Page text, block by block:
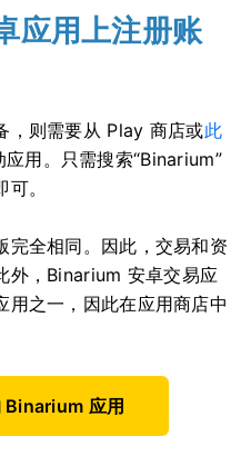
应用上注册账
，则需要从 Play 商店或此
用。只需搜索“Binarium”
。
完全相同。因此，交易和资
外，Binarium 安卓交易应
用之一，因此在应用商店中
Binarium 应用